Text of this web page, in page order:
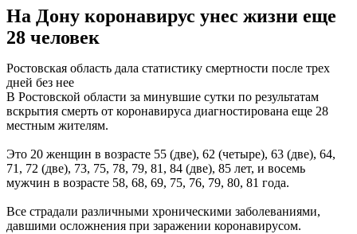
На Дону коронавирус унес жизни еще
28 человек
Ростовская область дала статистику смертности после трех
дней без нее
В Ростовской области за минувшие сутки по результатам
вскрытия смерть от коронавируса диагностирована еще 28
местным жителям.
Это 20 женщин в возрасте 55 (две), 62 (четыре), 63 (две), 64,
71, 72 (две), 73, 75, 78, 79, 81, 84 (две), 85 лет, и восемь
мужчин в возрасте 58, 68, 69, 75, 76, 79, 80, 81 года.
Все страдали различными хроническими заболеваниями,
давшими осложнения при заражении коронавирусом.